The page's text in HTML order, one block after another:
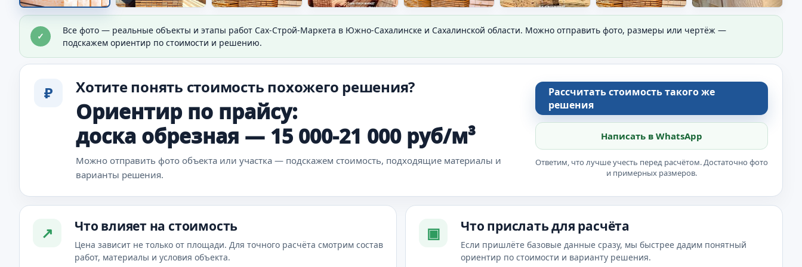
Материалы для объекта
Видно материал, который используют в работе.
✓
Все фото — реальные объекты и этапы работ Сах-Строй-Маркета в Южно-Сахалинске и Сахалинской области. Можно отправить фото, размеры или чертёж —
подскажем ориентир по стоимости и решению.
₽ Хотите понять стоимость похожего решения?
Ориентир по прайсу:
доска обрезная — 15 000-21 000 руб/м³
Можно отправить фото объекта или участка — подскажем стоимость, подходящие материалы и
варианты решения.
Рассчитать стоимость такого же
решения
Написать в WhatsApp
Ответим, что лучше учесть перед расчётом. Достаточно фото
и примерных размеров.
↗ Что влияет на стоимость
Цена зависит не только от площади. Для точного расчёта смотрим состав
работ, материалы и условия объекта.
▣ Что прислать для расчёта
Если пришлёте базовые данные сразу, мы быстрее дадим понятный
ориентир по стоимости и варианту решения.